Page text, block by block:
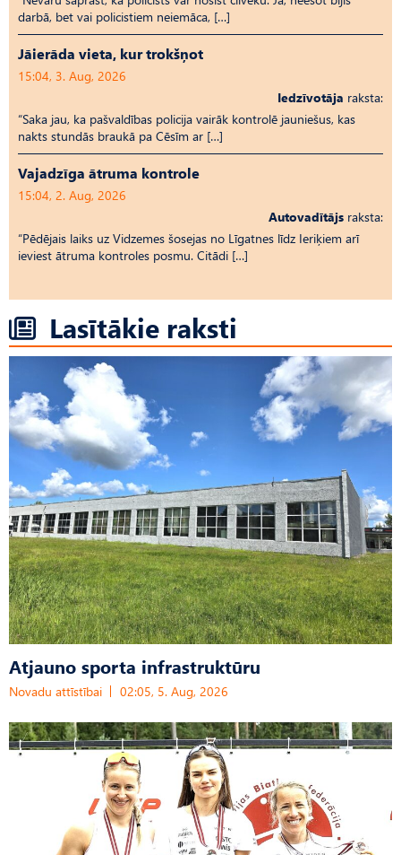
darbā, bet vai policistiem neiemāca, […]
Jāierāda vieta, kur trokšņot
15:04, 3. Aug, 2026
Iedzīvotāja raksta:
“Saka jau, ka pašvaldības policija vairāk kontrolē jauniešus, kas
nakts stundās braukā pa Cēsīm ar […]
Vajadzīga ātruma kontrole
15:04, 2. Aug, 2026
Autovadītājs raksta:
“Pēdējais laiks uz Vid­ze­mes šosejas no Līgatnes līdz Ieriķiem arī
ieviest ātruma kontroles posmu. Citādi […]
Lasītākie raksti
Atjauno sporta infrastruktūru
Novadu attīstībai 02:05, 5. Aug, 2026